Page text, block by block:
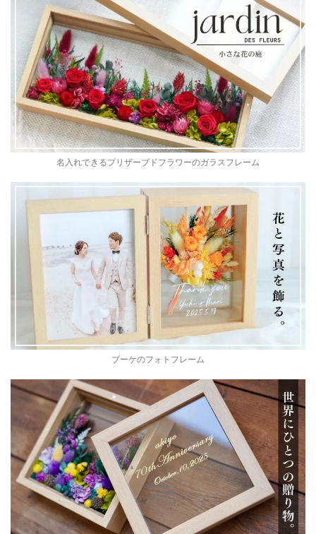
名入れできるプリザーブドフラワーのガラスフレーム
ブーケのフォトフレーム